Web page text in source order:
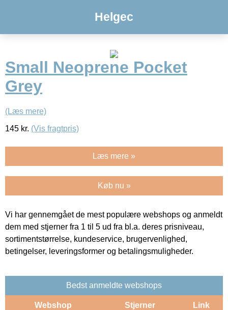
Helgec
Small Neoprene Pocket
Grey
(Læs mere)
145 kr. (Vis fragtpris)
Læs mere »
Køb nu »
Vi har gennemgået de mest populære webshops og anmeldt
dem med stjerner fra 1 til 5 ud fra bl.a. deres prisniveau,
sortimentstørrelse, kundeservice, brugervenlighed,
betingelser, leveringsformer og betalingsmuligheder.
Bedst anmeldte webshops
Webshop Stjerner Link